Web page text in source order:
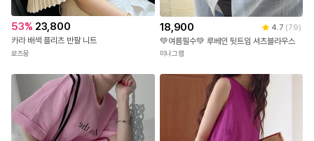
53% 23,800
카라 배색 플리츠 반팔 니트
로즈몽
18,900 4.7 (79)
💚여름필수💚 루베인 뒷트임 셔츠블라우스
미나그램